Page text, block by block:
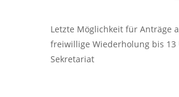
Letzte Möglichkeit für Anträge
freiwillige Wiederholung bis 13
Sekretariat